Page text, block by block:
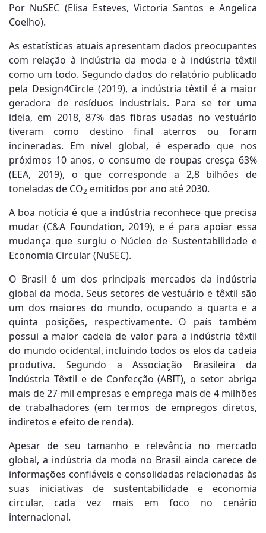
Por NuSEC (Elisa Esteves, Victoria Santos e Angelica
Coelho).
As estatísticas atuais apresentam dados preocupantes
com relação à indústria da moda e à indústria têxtil
como um todo. Segundo dados do relatório publicado
pela Design4Circle (2019), a indústria têxtil é a maior
geradora de resíduos industriais. Para se ter uma
ideia, em 2018, 87% das fibras usadas no vestuário
tiveram como destino final aterros ou foram
incineradas. Em nível global, é esperado que nos
próximos 10 anos, o consumo de roupas cresça 63%
(EEA, 2019), o que corresponde a 2,8 bilhões de
toneladas de CO2 emitidos por ano até 2030.
A boa notícia é que a indústria reconhece que precisa
mudar (C&A Foundation, 2019), e é para apoiar essa
mudança que surgiu o Núcleo de Sustentabilidade e
Economia Circular (NuSEC).
O Brasil é um dos principais mercados da indústria
global da moda. Seus setores de vestuário e têxtil são
um dos maiores do mundo, ocupando a quarta e a
quinta posições, respectivamente. O país também
possui a maior cadeia de valor para a indústria têxtil
do mundo ocidental, incluindo todos os elos da cadeia
produtiva. Segundo a Associação Brasileira da
Indústria Têxtil e de Confecção (ABIT), o setor abriga
mais de 27 mil empresas e emprega mais de 4 milhões
de trabalhadores (em termos de empregos diretos,
indiretos e efeito de renda).
Apesar de seu tamanho e relevância no mercado
global, a indústria da moda no Brasil ainda carece de
informações confiáveis e consolidadas relacionadas às
suas iniciativas de sustentabilidade e economia
circular, cada vez mais em foco no cenário
internacional.